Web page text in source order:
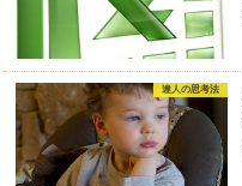
達人の思考法